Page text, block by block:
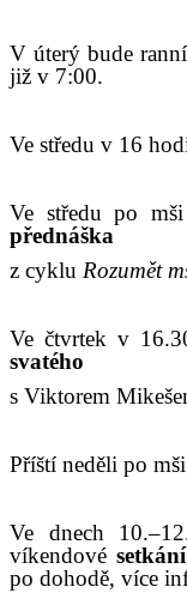
V úterý bude
již v 7:00.
Ve středu v 16
Ve středu po
přednáška
z cyklu Rozumět
Ve čtvrtek v
svatého
s Viktorem
Příští neděli po
Ve dnech
víkendové
po dohodě, více